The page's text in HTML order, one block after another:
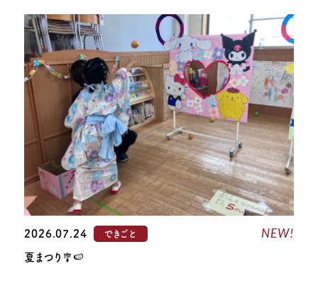
2026.07.24 できごと NEW!
夏まつり🎐🍉